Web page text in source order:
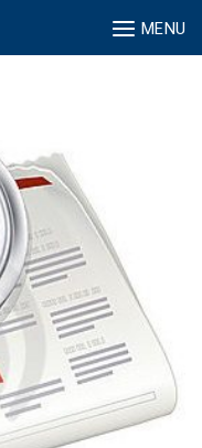
MENU